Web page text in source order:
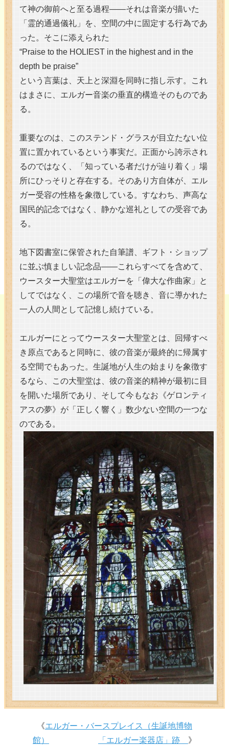
て神の御前へと至る過程――それは音楽が描いた
「霊的通過儀礼」を、空間の中に固定する行為であ
った。そこに添えられた
“Praise to the HOLIEST in the highest and in the
depth be praise”
という言葉は、天上と深淵を同時に指し示す。これ
はまさに、エルガー音楽の垂直的構造そのものであ
る。
重要なのは、このステンド・グラスが目立たない位
置に置かれているという事実だ。正面から誇示され
るのではなく、「知っている者だけが辿り着く」場
所にひっそりと存在する。そのあり方自体が、エル
ガー受容の性格を象徴している。すなわち、声高な
国民的記念ではなく、静かな巡礼としての受容であ
る。
地下図書室に保管された自筆譜、ギフト・ショップ
に並ぶ慎ましい記念品――これらすべてを含めて、
ウースター大聖堂はエルガーを「偉大な作曲家」と
してではなく、この場所で音を聴き、音に導かれた
一人の人間として記憶し続けている。
エルガーにとってウースター大聖堂とは、回帰すべ
き原点であると同時に、彼の音楽が最終的に帰属す
る空間でもあった。生誕地が人生の始まりを象徴す
るなら、この大聖堂は、彼の音楽的精神が最初に目
を開いた場所であり、そして今もなお《ゲロンティ
アスの夢》が「正しく響く」数少ない空間の一つな
のである。
《エルガー・バースプレイス（生誕地博物
館）
「エルガー楽器店」跡 》